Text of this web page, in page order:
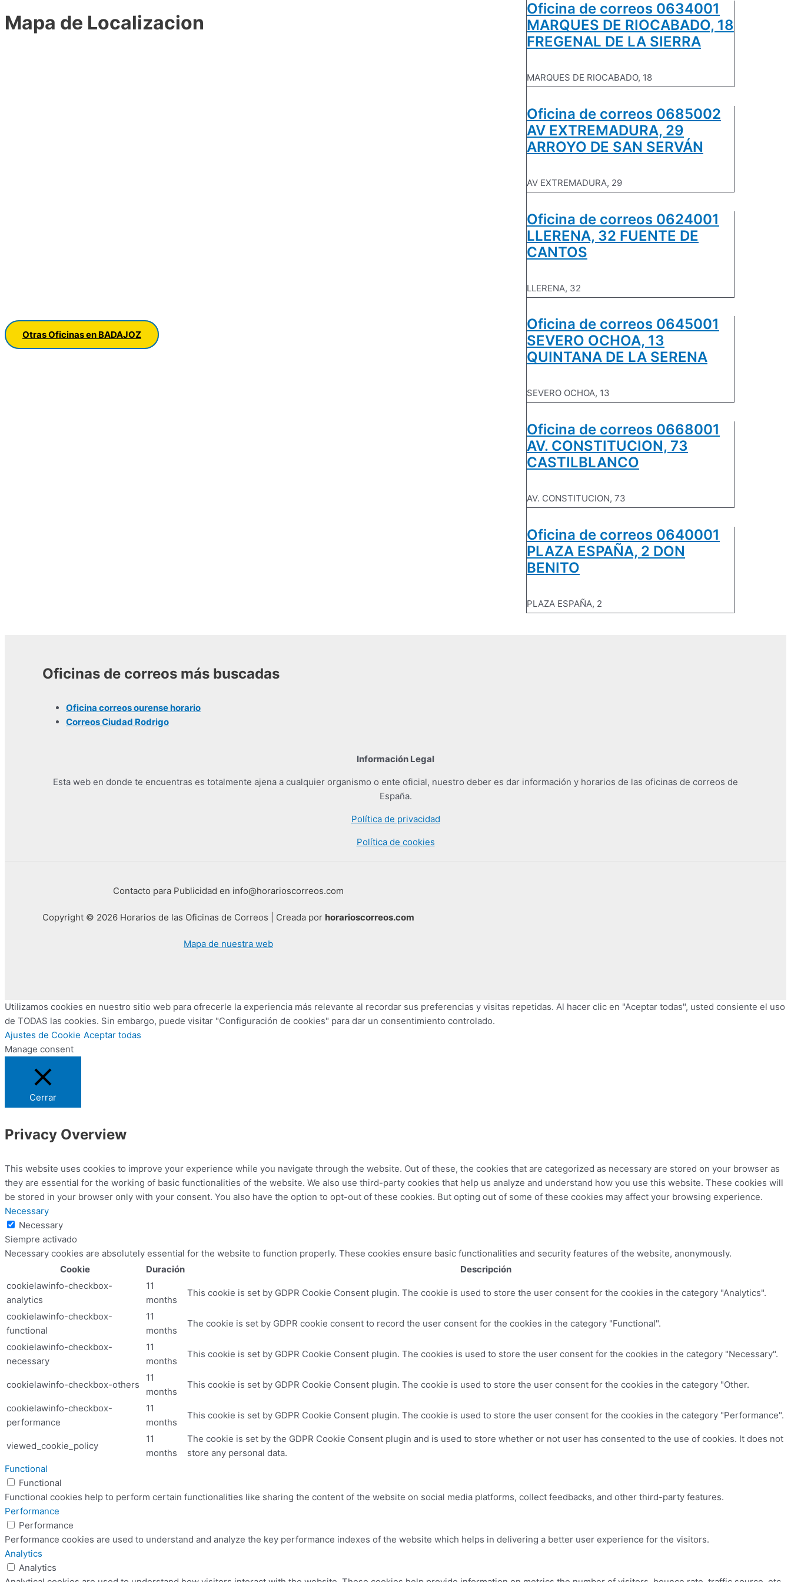
Mapa de Localizacion
Otras Oficinas en BADAJOZ
Oficina de correos 0634001
MARQUES DE RIOCABADO, 18
FREGENAL DE LA SIERRA
MARQUES DE RIOCABADO, 18
Oficina de correos 0685002
AV EXTREMADURA, 29
ARROYO DE SAN SERVÁN
AV EXTREMADURA, 29
Oficina de correos 0624001
LLERENA, 32 FUENTE DE
CANTOS
LLERENA, 32
Oficina de correos 0645001
SEVERO OCHOA, 13
QUINTANA DE LA SERENA
SEVERO OCHOA, 13
Oficina de correos 0668001
AV. CONSTITUCION, 73
CASTILBLANCO
AV. CONSTITUCION, 73
Oficina de correos 0640001
PLAZA ESPAÑA, 2 DON
BENITO
PLAZA ESPAÑA, 2
Oficinas de correos más buscadas
Oficina correos ourense horario
Correos Ciudad Rodrigo
Información Legal
Esta web en donde te encuentras es totalmente ajena a cualquier organismo o ente oficial, nuestro deber es dar información y horarios de las oficinas de correos de
España.
Política de privacidad
Política de cookies
Contacto para Publicidad en info@horarioscorreos.com
Copyright © 2026 Horarios de las Oficinas de Correos | Creada por horarioscorreos.com
Mapa de nuestra web
Utilizamos cookies en nuestro sitio web para ofrecerle la experiencia más relevante al recordar sus preferencias y visitas repetidas. Al hacer clic en "Aceptar todas", usted consiente el uso
de TODAS las cookies. Sin embargo, puede visitar "Configuración de cookies" para dar un consentimiento controlado.
Ajustes de Cookie Aceptar todas
Manage consent
Cerrar
Privacy Overview
This website uses cookies to improve your experience while you navigate through the website. Out of these, the cookies that are categorized as necessary are stored on your browser as
they are essential for the working of basic functionalities of the website. We also use third-party cookies that help us analyze and understand how you use this website. These cookies will
be stored in your browser only with your consent. You also have the option to opt-out of these cookies. But opting out of some of these cookies may affect your browsing experience.
Necessary
Necessary
Siempre activado
Necessary cookies are absolutely essential for the website to function properly. These cookies ensure basic functionalities and security features of the website, anonymously.
Cookie
Duración
Descripción
cookielawinfo-checkbox-
analytics
11
months
This cookie is set by GDPR Cookie Consent plugin. The cookie is used to store the user consent for the cookies in the category "Analytics".
cookielawinfo-checkbox-
functional
11
months
The cookie is set by GDPR cookie consent to record the user consent for the cookies in the category "Functional".
cookielawinfo-checkbox-
necessary
11
months
This cookie is set by GDPR Cookie Consent plugin. The cookies is used to store the user consent for the cookies in the category "Necessary".
cookielawinfo-checkbox-others
11
months
This cookie is set by GDPR Cookie Consent plugin. The cookie is used to store the user consent for the cookies in the category "Other.
cookielawinfo-checkbox-
performance
11
months
This cookie is set by GDPR Cookie Consent plugin. The cookie is used to store the user consent for the cookies in the category "Performance".
viewed_cookie_policy
11
months
The cookie is set by the GDPR Cookie Consent plugin and is used to store whether or not user has consented to the use of cookies. It does not
store any personal data.
Functional
Functional
Functional cookies help to perform certain functionalities like sharing the content of the website on social media platforms, collect feedbacks, and other third-party features.
Performance
Performance
Performance cookies are used to understand and analyze the key performance indexes of the website which helps in delivering a better user experience for the visitors.
Analytics
Analytics